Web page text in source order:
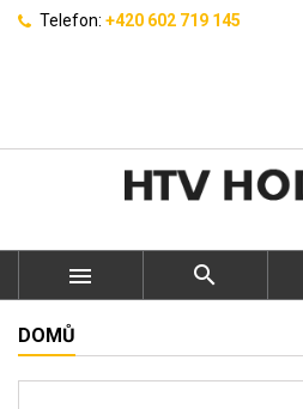
Telefon: +420 602 719 145
 
DOMŮ